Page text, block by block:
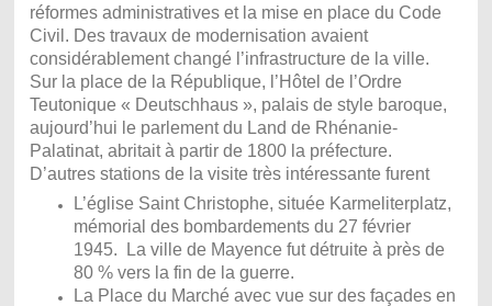
réformes administratives et la mise en place du Code
Civil. Des travaux de modernisation avaient
considérablement changé l’infrastructure de la ville.
Sur la place de la République, l’Hôtel de l’Ordre
Teutonique « Deutschhaus », palais de style baroque,
aujourd’hui le parlement du Land de Rhénanie-
Palatinat, abritait à partir de 1800 la préfecture.
D’autres stations de la visite très intéressante furent
L’église Saint Christophe, située Karmeliterplatz,
mémorial des bombardements du 27 février
1945. La ville de Mayence fut détruite à près de
80 % vers la fin de la guerre.
La Place du Marché avec vue sur des façades en